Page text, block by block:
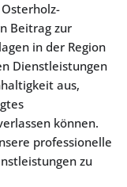
Beitrag zur
in der Region
Dienstleistungen
aus,
können.
professionelle
zu